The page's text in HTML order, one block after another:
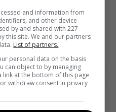
ЩО ТЕЛЕПЕРЕГЛЯД
Следующий пост
И РЕЙТИНГИ: ТВ-
КРИТИКА THE NEW
and information from
and other device
by and shared with 227
this site. We and our partners
List of partners.
personal data on the basis
can object to by managing
at the bottom of this page
withdraw consent in privacy